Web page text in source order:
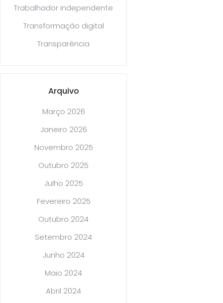
Trabalhador independente
Transformação digital
Transparência
Arquivo
Março 2026
Janeiro 2026
Novembro 2025
Outubro 2025
Julho 2025
Fevereiro 2025
Outubro 2024
Setembro 2024
Junho 2024
Maio 2024
Abril 2024